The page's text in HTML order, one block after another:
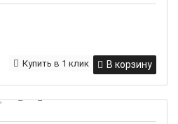
В корзину
Купить в 1 клик